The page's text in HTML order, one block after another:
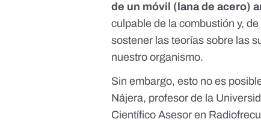
de un móvil (lana de acero)
culpable de la combustión y,
sostener las teorías sobre las
nuestro organismo.
Sin embargo, esto no es
Nájera, profesor de la
Científico Asesor en